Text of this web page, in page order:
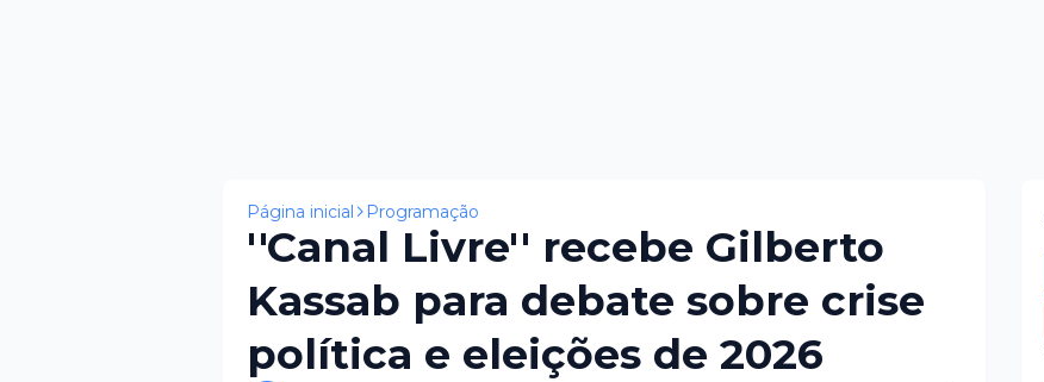
Página inicial Programação
''Canal Livre'' recebe Gilberto
Kassab para debate sobre crise
política e eleições de 2026